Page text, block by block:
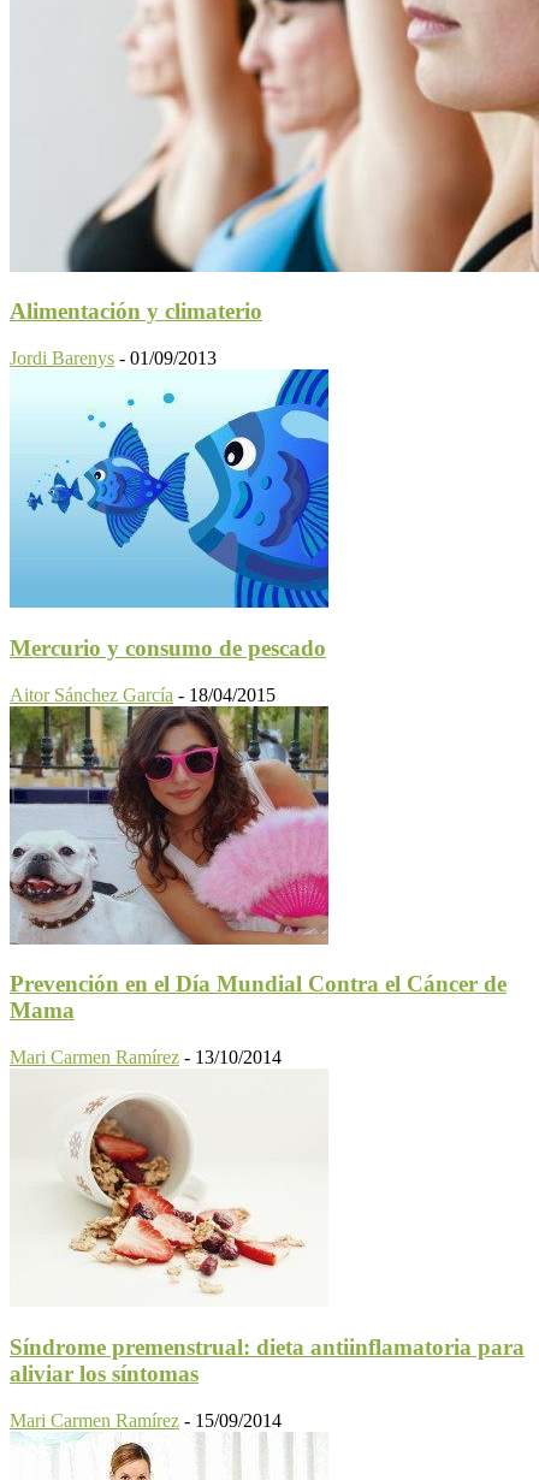
Alimentación y climaterio
Jordi Barenys - 01/09/2013
Mercurio y consumo de pescado
Aitor Sánchez García - 18/04/2015
Prevención en el Día Mundial Contra el Cáncer de
Mama
Mari Carmen Ramírez - 13/10/2014
Síndrome premenstrual: dieta antiinflamatoria para
aliviar los síntomas
Mari Carmen Ramírez - 15/09/2014